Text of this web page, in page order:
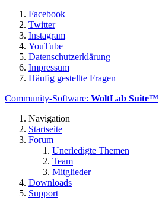
Facebook
Twitter
Instagram
YouTube
Datenschutzerklärung
Impressum
Häufig gestellte Fragen
Community-Software: WoltLab Suite™
Navigation
Startseite
Forum
Unerledigte Themen
Team
Mitglieder
Downloads
Support